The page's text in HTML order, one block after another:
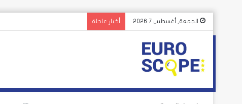
الجمعة, أغسطس 7 2026 أخبار عاجلة